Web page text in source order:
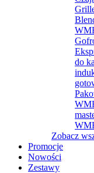
do
Zobacz
Promocje
Nowości
Zestawy